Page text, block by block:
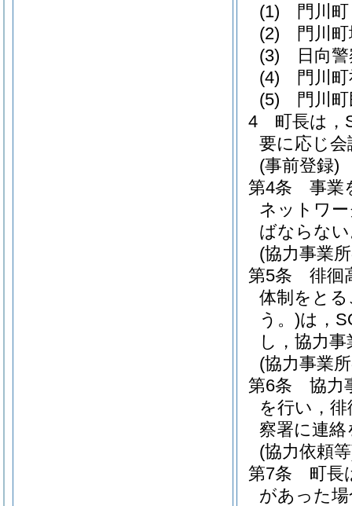
(1)
門川町
(2)
門川
(3)
日向
(4)
門川
(5)
門川
4
町長は，
要に応じ
(事前登録)
第4条
事業
ネットワ
ばならな
(協力事業
第5条
徘徊
体制をと
う。)は，
し，協力
(協力事業
第6条
協力
を行い，
察署に連
(協力依頼
第7条
町長
があった